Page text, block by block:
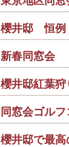
櫻井邸 恒
新春同窓会
櫻井邸紅葉狩
同窓会ゴルフ
櫻井邸で最高